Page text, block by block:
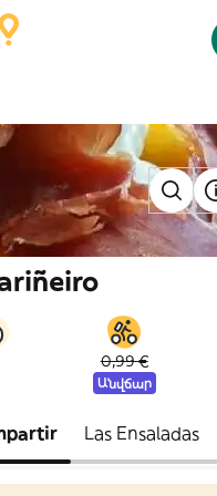
0,99 €
Անվճար
Las Ensaladas